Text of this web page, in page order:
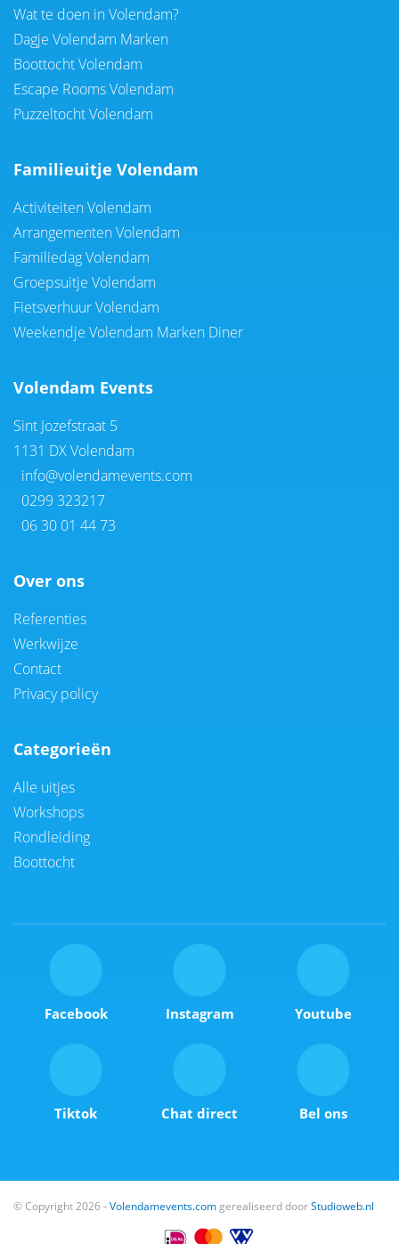
Wat te doen in Volendam?
Dagje Volendam Marken
Boottocht Volendam
Escape Rooms Volendam
Puzzeltocht Volendam
Familieuitje Volendam
Activiteiten Volendam
Arrangementen Volendam
Familiedag Volendam
Groepsuitje Volendam
Fietsverhuur Volendam
Weekendje Volendam Marken Diner
Volendam Events
Sint Jozefstraat 5
1131 DX Volendam
info@volendamevents.com
0299 323217
06 30 01 44 73
Over ons
Referenties
Werkwijze
Contact
Privacy policy
Categorieën
Alle uitjes
Workshops
Rondleiding
Boottocht
Facebook Instagram Youtube
Tiktok Chat direct Bel ons
© Copyright 2026 -Volendamevents.com gerealiseerd doorStudioweb.nl